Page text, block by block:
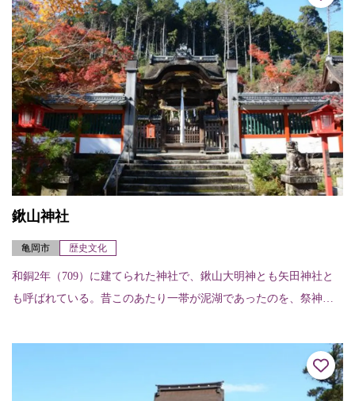
鍬山神社
亀岡市 歴史文化
和銅2年（709）に建てられた神社で、鍬山大明神とも矢田神社と
も呼ばれている。昔このあたり一帯が泥湖であったのを、祭神の
りをあたえた。そ...